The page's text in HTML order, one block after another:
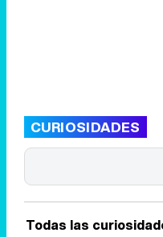
CURIOSIDADES
Todas las